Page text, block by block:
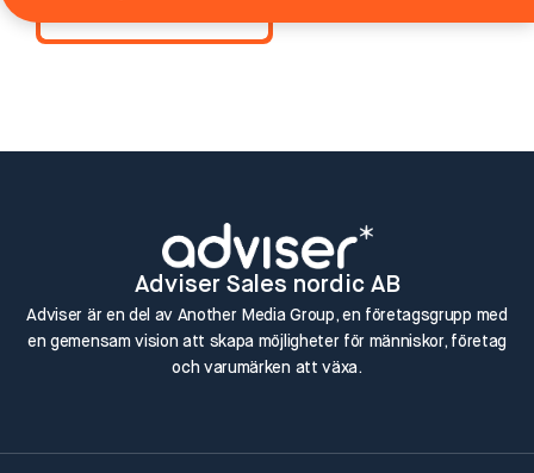
Skicka meddelande
Adviser Sales nordic AB
Adviser är en del av Another Media Group, en företagsgrupp med
en gemensam vision att skapa möjligheter för människor, företag
och varumärken att växa.
Kontaktuppgifter